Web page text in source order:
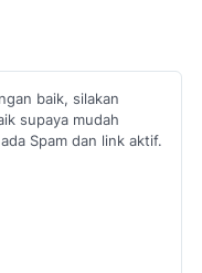
baik, silakan
supaya mudah
Spam dan link aktif.